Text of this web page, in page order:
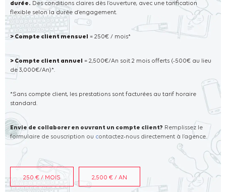
durée. Des conditions claires dès l’ouverture, avec une tarification
flexible selon la durée d’engagement.
> Compte client mensuel = 250€ / mois*
> Compte client annuel
= 2,500€/An soit 2 mois offerts (-500€ au lieu
de 3,000€/An)*.
*Sans compte client, les prestations sont facturées au tarif horaire
standard.
Envie de collaborer en ouvrant un compte client? Remplissez le
formulaire de souscription ou contactez-nous directement à l’agence.
250 € / MOIS 2,500 € / AN